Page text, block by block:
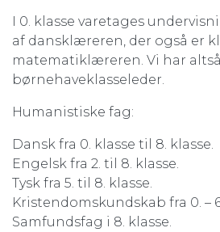
I 0. klasse varetages
af dansklæreren, der også er
matematiklæreren. Vi har
børnehaveklasseleder.
Humanistiske fag:
Dansk fra 0. klasse til 8. klasse.
Engelsk fra 2. til 8. klasse.
Tysk fra 5. til 8. klasse.
Kristendomskundskab fra 0. –
Samfundsfag i 8. klasse.